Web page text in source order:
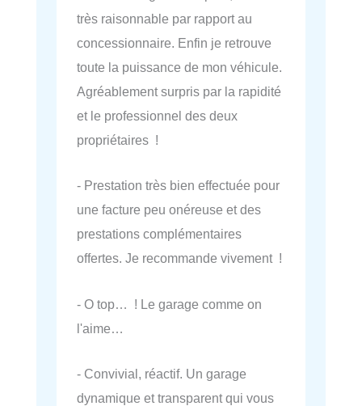
très raisonnable par rapport au
concessionnaire. Enfin je retrouve
toute la puissance de mon véhicule.
Agréablement surpris par la rapidité
et le professionnel des deux
propriétaires !
- Prestation très bien effectuée pour
une facture peu onéreuse et des
prestations complémentaires
offertes. Je recommande vivement !
- O top… ! Le garage comme on
l'aime…
- Convivial, réactif. Un garage
dynamique et transparent qui vous